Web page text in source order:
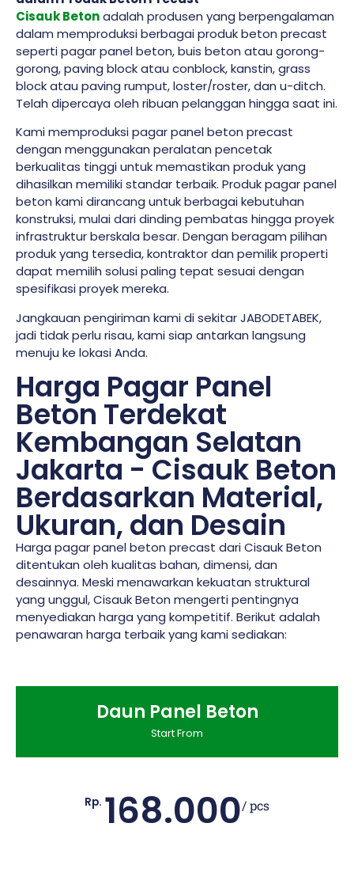
Cisauk Betonadalah produsen yang berpengalaman
dalam memproduksi berbagai produk beton precast
seperti pagar panel beton, buis beton atau gorong-
gorong, paving block atau conblock, kanstin, grass
block atau paving rumput, loster/roster, dan u-ditch.
Telah dipercaya oleh ribuan pelanggan hingga saat ini.
Kami memproduksi pagar panel beton precast
dengan menggunakan peralatan pencetak
berkualitas tinggi untuk memastikan produk yang
dihasilkan memiliki standar terbaik. Produk pagar panel
beton kami dirancang untuk berbagai kebutuhan
konstruksi, mulai dari dinding pembatas hingga proyek
infrastruktur berskala besar. Dengan beragam pilihan
produk yang tersedia, kontraktor dan pemilik properti
dapat memilih solusi paling tepat sesuai dengan
spesifikasi proyek mereka.
Jangkauan pengiriman kami di sekitar JABODETABEK,
jadi tidak perlu risau, kami siap antarkan langsung
menuju ke lokasi Anda.
Harga Pagar Panel
Beton Terdekat
Kembangan Selatan
Jakarta - Cisauk Beton
Berdasarkan Material,
Ukuran, dan Desain
Harga pagar panel beton precast dari Cisauk Beton
ditentukan oleh kualitas bahan, dimensi, dan
desainnya. Meski menawarkan kekuatan struktural
yang unggul, Cisauk Beton mengerti pentingnya
menyediakan harga yang kompetitif. Berikut adalah
penawaran harga terbaik yang kami sediakan:
Daun Panel Beton
Start From
Rp. 168.000/ pcs